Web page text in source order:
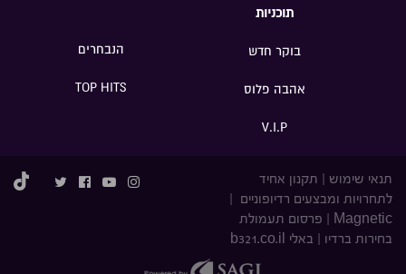
תוכניות
בוקר חדש
אהבה פלוס
V.I.P
הנבחרים
TOP HITS
תנאי שימוש
תקנון אחיד
לתחרויות ומבצעים רדיופוניים
Magnetic
פרסום תעמולת
בחירות ברדיו
באלי b321.co.il